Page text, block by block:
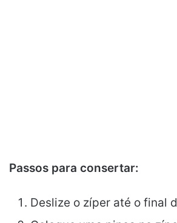
Passos para consertar:
Deslize o zíper até o final